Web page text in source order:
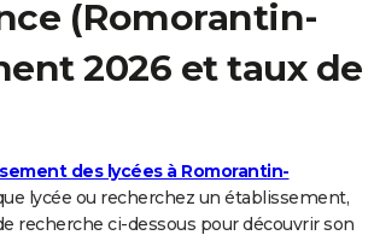
(Romorantin-
2026 et taux de
des lycées à Romorantin-
lycée ou recherchez un établissement,
recherche ci-dessous pour découvrir son